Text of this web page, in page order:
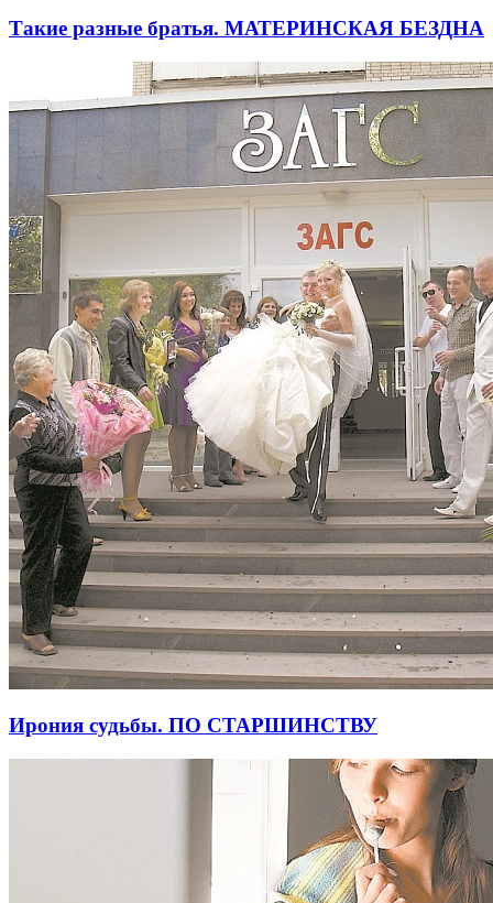
Такие разные братья. МАТЕРИНСКАЯ БЕЗДНА
Ирония судьбы. ПО СТАРШИНСТВУ